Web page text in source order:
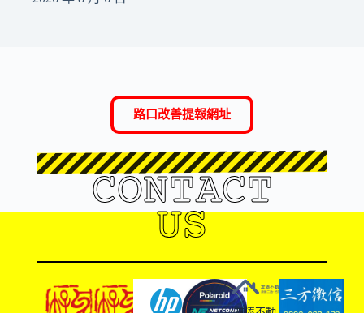
路口改善提報網址
CONTACT
US